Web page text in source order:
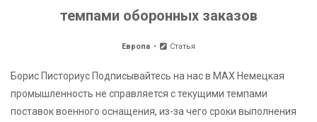
темпами оборонных заказов
Европа Статья
Борис Писториус Подписывайтесь на нас в MAX Немецкая
промышленность не справляется с текущими темпами
поставок военного оснащения, из-за чего сроки выполнения